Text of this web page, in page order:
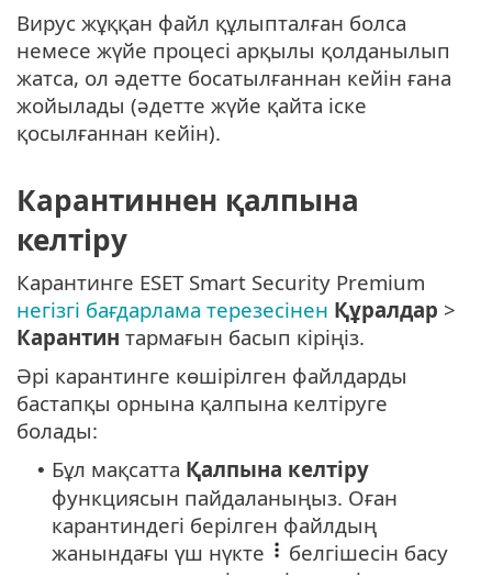
Вирус жұққан файл құлыпталған болса
немесе жүйе процесі арқылы қолданылып
жатса, ол әдетте босатылғаннан кейін ғана
жойылады (әдетте жүйе қайта іске
қосылғаннан кейін).
Карантиннен қалпына
келтіру
Карантинге ESET Smart Security Premium
негізгі бағдарлама терезесінен Құралдар >
Карантин тармағын басып кіріңіз.
Әрі карантинге көшірілген файлдарды
бастапқы орнына қалпына келтіруге
болады:
• Бұл мақсатта Қалпына келтіру
функциясын пайдаланыңыз. Оған
карантиндегі берілген файлдың
жанындағы үш нүкте
белгішесін басу